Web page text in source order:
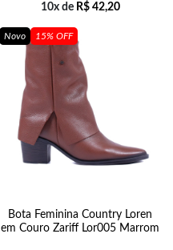
10x de R$42,20
Novo 15% OFF
Bota Feminina Country Loren
em Couro Zariff Lor005 Marrom